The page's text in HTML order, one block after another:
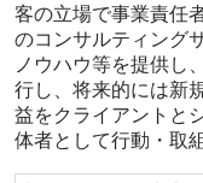
客の立場で事業責任
のコンサルティング
ノウハウ等を提供し
行し、将来的には新
益をクライアントと
体者として行動・取